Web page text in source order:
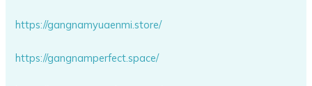
https://gangnamyuaenmi.store/
https://gangnamperfect.space/